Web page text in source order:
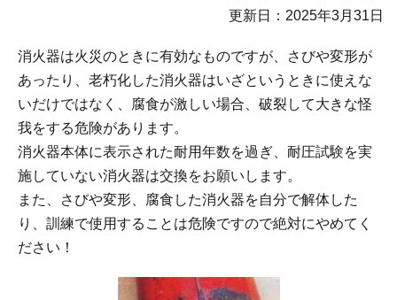
更新日：2025年3月31日
消火器は火災のときに有効なものですが、さびや変形が
あったり、老朽化した消火器はいざというときに使えな
いだけではなく、腐食が激しい場合、破裂して大きな怪
我をする危険があります。
消火器本体に表示された耐用年数を過ぎ、耐圧試験を実
施していない消火器は交換をお願いします。
また、さびや変形、腐食した消火器を自分で解体した
り、訓練で使用することは危険ですので絶対にやめてく
ださい！